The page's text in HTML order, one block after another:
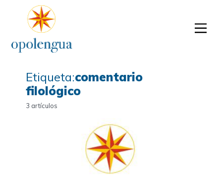
Etiqueta:comentario
filológico
3 artículos